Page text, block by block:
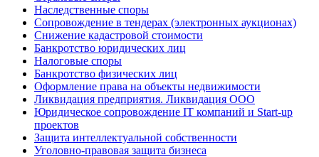
Наследственные споры
Сопровождение в тендерах (электронных аукционах)
Снижение кадастровой стоимости
Банкротство юридических лиц
Налоговые споры
Банкротство физических лиц
Оформление права на объекты недвижимости
Ликвидация предприятия. Ликвидация ООО
Юридическое сопровождение IT компаний и Start-up
проектов
Защита интеллектуальной собственности
Уголовно-правовая защита бизнеса